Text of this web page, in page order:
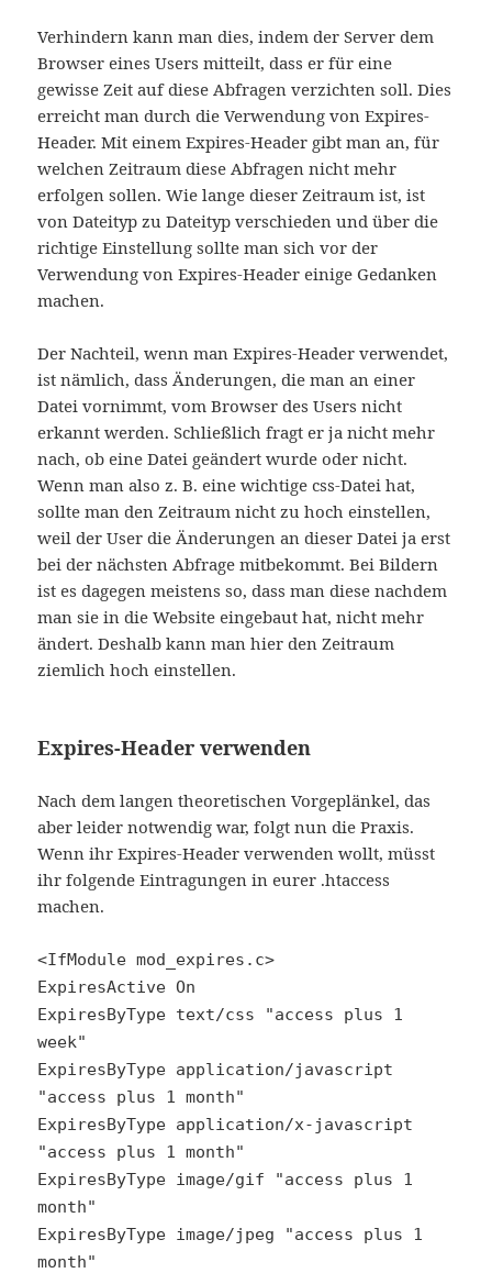
Verhindern kann man dies, indem der Server dem
Browser eines Users mitteilt, dass er für eine
gewisse Zeit auf diese Abfragen verzichten soll. Dies
erreicht man durch die Verwendung von Expires-
Header. Mit einem Expires-Header gibt man an, für
welchen Zeitraum diese Abfragen nicht mehr
erfolgen sollen. Wie lange dieser Zeitraum ist, ist
von Dateityp zu Dateityp verschieden und über die
richtige Einstellung sollte man sich vor der
Verwendung von Expires-Header einige Gedanken
machen.
Der Nachteil, wenn man Expires-Header verwendet,
ist nämlich, dass Änderungen, die man an einer
Datei vornimmt, vom Browser des Users nicht
erkannt werden. Schließlich fragt er ja nicht mehr
nach, ob eine Datei geändert wurde oder nicht.
Wenn man also z. B. eine wichtige css-Datei hat,
sollte man den Zeitraum nicht zu hoch einstellen,
weil der User die Änderungen an dieser Datei ja erst
bei der nächsten Abfrage mitbekommt. Bei Bildern
ist es dagegen meistens so, dass man diese nachdem
man sie in die Website eingebaut hat, nicht mehr
ändert. Deshalb kann man hier den Zeitraum
ziemlich hoch einstellen.
Expires-Header verwenden
Nach dem langen theoretischen Vorgeplänkel, das
aber leider notwendig war, folgt nun die Praxis.
Wenn ihr Expires-Header verwenden wollt, müsst
ihr folgende Eintragungen in eurer .htaccess
machen.
<IfModule mod_expires.c>
ExpiresActive On
ExpiresByType text/css "access plus 1
week"
ExpiresByType application/javascript
"access plus 1 month"
ExpiresByType application/x-javascript
"access plus 1 month"
ExpiresByType image/gif "access plus 1
month"
ExpiresByType image/jpeg "access plus 1
month"